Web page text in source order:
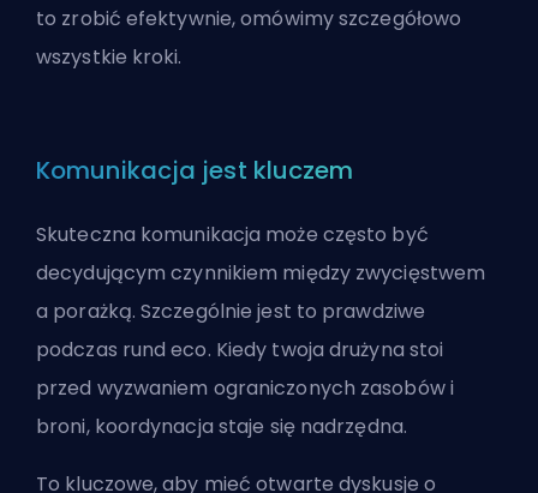
to zrobić efektywnie, omówimy szczegółowo
wszystkie kroki.
Komunikacja jest kluczem
Skuteczna komunikacja może często być
decydującym czynnikiem między zwycięstwem
a porażką. Szczególnie jest to prawdziwe
podczas rund eco. Kiedy twoja drużyna stoi
przed wyzwaniem ograniczonych zasobów i
broni, koordynacja staje się nadrzędna.
To kluczowe, aby mieć otwarte dyskusje o